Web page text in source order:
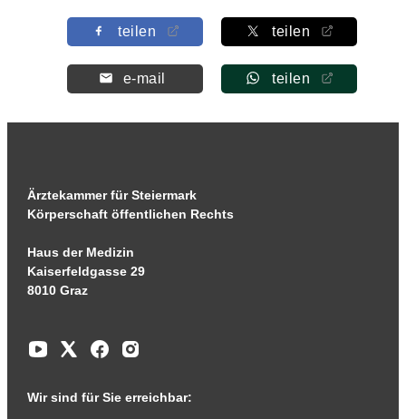
teilen teilen
e-mail teilen
Ärztekammer für Steiermark
Körperschaft öffentlichen Rechts
Haus der Medizin
Kaiserfeldgasse 29
8010 Graz
Wir sind für Sie erreichbar: